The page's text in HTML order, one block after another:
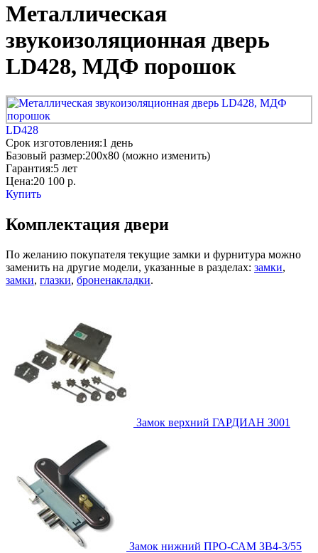
Металлическая
звукоизоляционная дверь
LD428, МДФ порошок
LD428
Срок изготовления:1 день
Базовый размер:200x80 (можно изменить)
Гарантия:5 лет
Цена:20 100 р.
Купить
Комплектация двери
По желанию покупателя текущие замки и фурнитура можно
заменить на другие модели, указанные в разделах: замки,
замки, глазки, броненакладки.
Замок верхний ГАРДИАН 3001
Замок нижний ПРО-САМ ЗВ4-3/55